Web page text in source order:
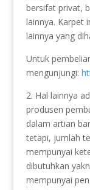
bersifat privat,
lainnya. Karpet
lainnya yang
Untuk
mengunjungi:
2. Hal lainnya
produsen
dalam artian
tetapi, jumlah
mempunyai
dibutuhkan
mempunyai